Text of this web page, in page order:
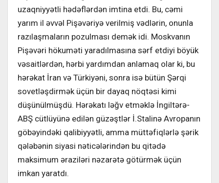
uzaqniyyətli hədəflərdən imtina etdi. Bu, cəmi
yarım il əvvəl Pişəvəriyə verilmiş vədlərin, onunla
razılaşmaların pozulması demək idi. Moskvanın
Pişəvəri hökuməti yaradılmasına sərf etdiyi böyük
vəsaitlərdən, hərbi yardımdan anlamaq olar ki, bu
hərəkat İran və Türkiyəni, sonra isə bütün Şərqi
sovetləşdirmək üçün bir dayaq nöqtəsi kimi
düşünülmüşdü. Hərəkatı ləğv etməklə İngiltərə-
ABŞ cütlüyünə edilən güzəştlər İ.Stalinə Avropanın
göbəyindəki qalibiyyətli, amma müttəfiqlərlə şərik
qələbənin siyasi nəticələrindən bu qitədə
maksimum əraziləri nəzarətə götürmək üçün
imkan yaratdı.